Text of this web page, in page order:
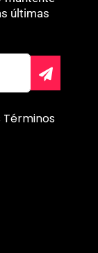
últimas
Términos